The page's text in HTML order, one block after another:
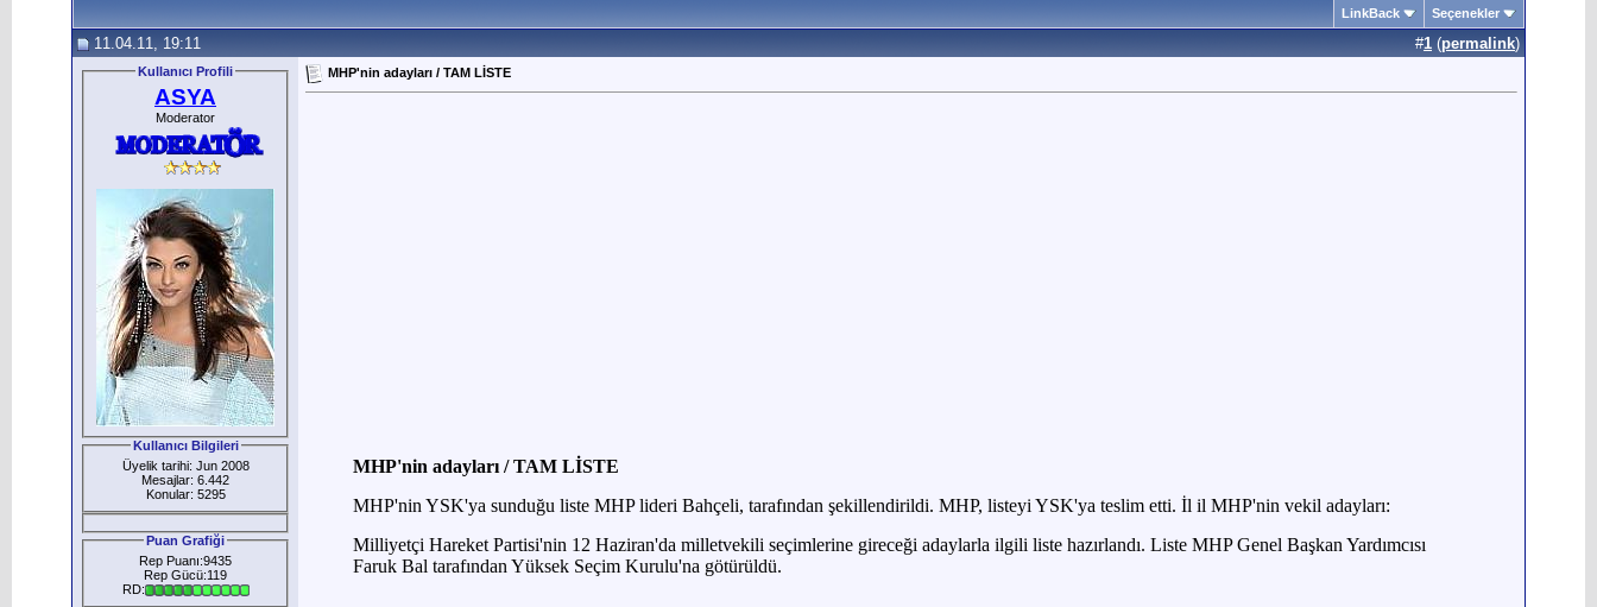
LinkBack Seçenekler
11.04.11, 19:11 #1 (permalink)
Kullanıcı Profili
ASYA
Moderator
Kullanıcı Bilgileri
Üyelik tarihi: Jun 2008
Mesajlar: 6.442
Konular: 5295
Puan Grafiği
Rep Puanı:9435
Rep Gücü:119
RD:
MHP'nin adayları / TAM LİSTE
MHP'nin adayları / TAM LİSTE
MHP'nin YSK'ya sunduğu liste MHP lideri Bahçeli, tarafından şekillendirildi. MHP, listeyi YSK'ya teslim etti. İl il MHP'nin vekil adayları:
Milliyetçi Hareket Partisi'nin 12 Haziran'da milletvekili seçimlerine gireceği adaylarla ilgili liste hazırlandı. Liste MHP Genel Başkan Yardımcısı
Faruk Bal tarafından Yüksek Seçim Kurulu'na götürüldü.